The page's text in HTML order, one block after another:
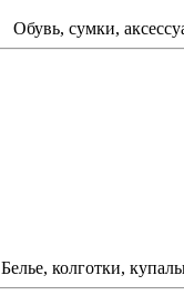
Обувь, сумки,
Белье, колготки,